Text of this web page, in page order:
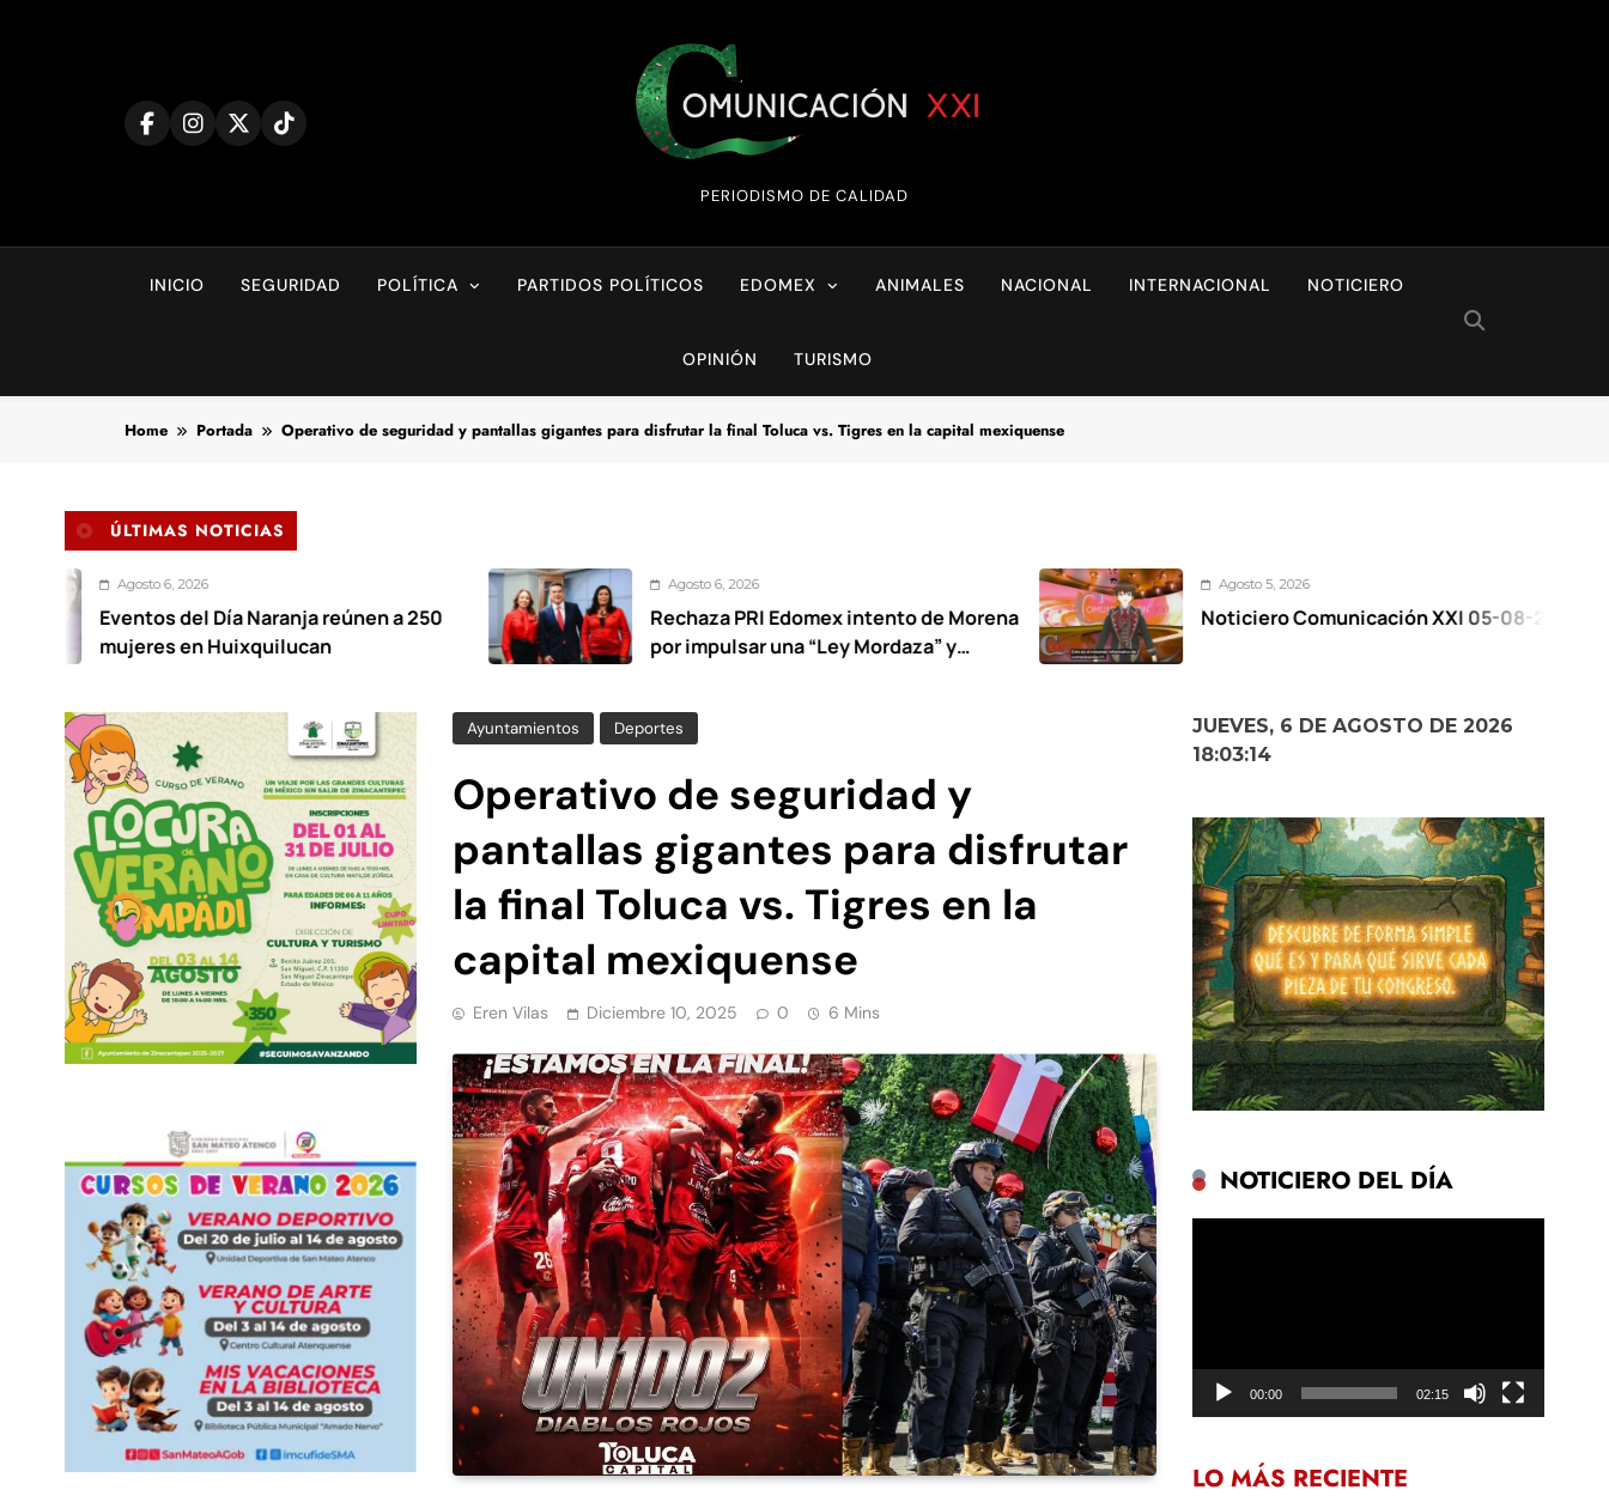
Comunicación XXI
PERIODISMO DE CALIDAD
INICIO SEGURIDAD POLÍTICA PARTIDOS POLÍTICOS EDOMEX ANIMALES NACIONAL INTERNACIONAL NOTICIERO
OPINIÓN TURISMO
Home Portada Operativo de seguridad y pantallas gigantes para disfrutar la final Toluca vs. Tigres en la capital mexiquense
ÚLTIMAS NOTICIAS
del Día Naranja reúnen a 250
en Huixquilucan
Agosto 6, 2026
Rechaza PRI Edomex intento de Morena
por impulsar una “Ley Mordaza” y
Agosto 5, 2026
Noticiero Comunicación XXI 05-08-2026
Ayuntamientos Deportes
Operativo de seguridad y
pantallas gigantes para disfrutar
la final Toluca vs. Tigres en la
capital mexiquense
Eren Vilas Diciembre 10, 2025 0 6 Mins
JUEVES, 6 DE AGOSTO DE 2026
18:03:15
NOTICIERO DEL DÍA
00:00 02:15
LO MÁS RECIENTE